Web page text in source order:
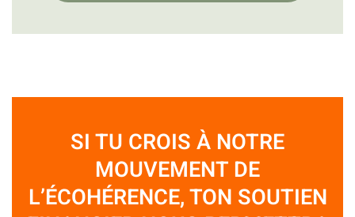
SI TU CROIS À NOTRE
MOUVEMENT DE
L’ÉCOHÉRENCE, TON SOUTIEN